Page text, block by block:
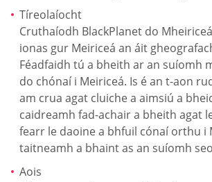
Tíreolaíocht
Cruthaíodh BlackPlanet do
ionas gur Meiriceá an áit
Féadfaidh tú a bheith ar an suíomh
do chónaí i Meiriceá. Is é an t-aon
am crua agat cluiche a aimsiú a
caidreamh fad-achair a bheith agat
fearr le daoine a bhfuil cónaí orthu i
taitneamh a bhaint as an suíomh
Aois